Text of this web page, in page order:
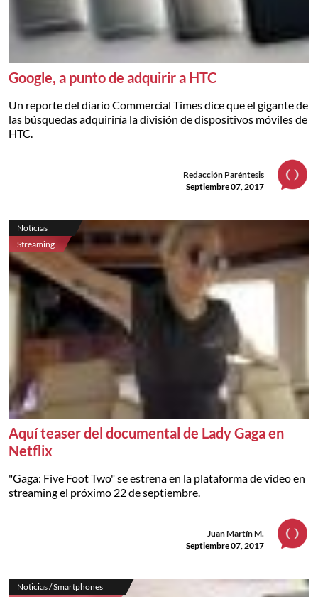
Google, a punto de adquirir a HTC
Un reporte del diario Commercial Times dice que el gigante de
las búsquedas adquiriría la división de dispositivos móviles de
HTC.
Redacción Paréntesis
Septiembre 07, 2017
Noticias
Streaming
Aquí teaser del documental de Lady Gaga en
Netflix
"Gaga: Five Foot Two" se estrena en la plataforma de video en
streaming el próximo 22 de septiembre.
Juan Martín M.
Septiembre 07, 2017
Noticias / Smartphones